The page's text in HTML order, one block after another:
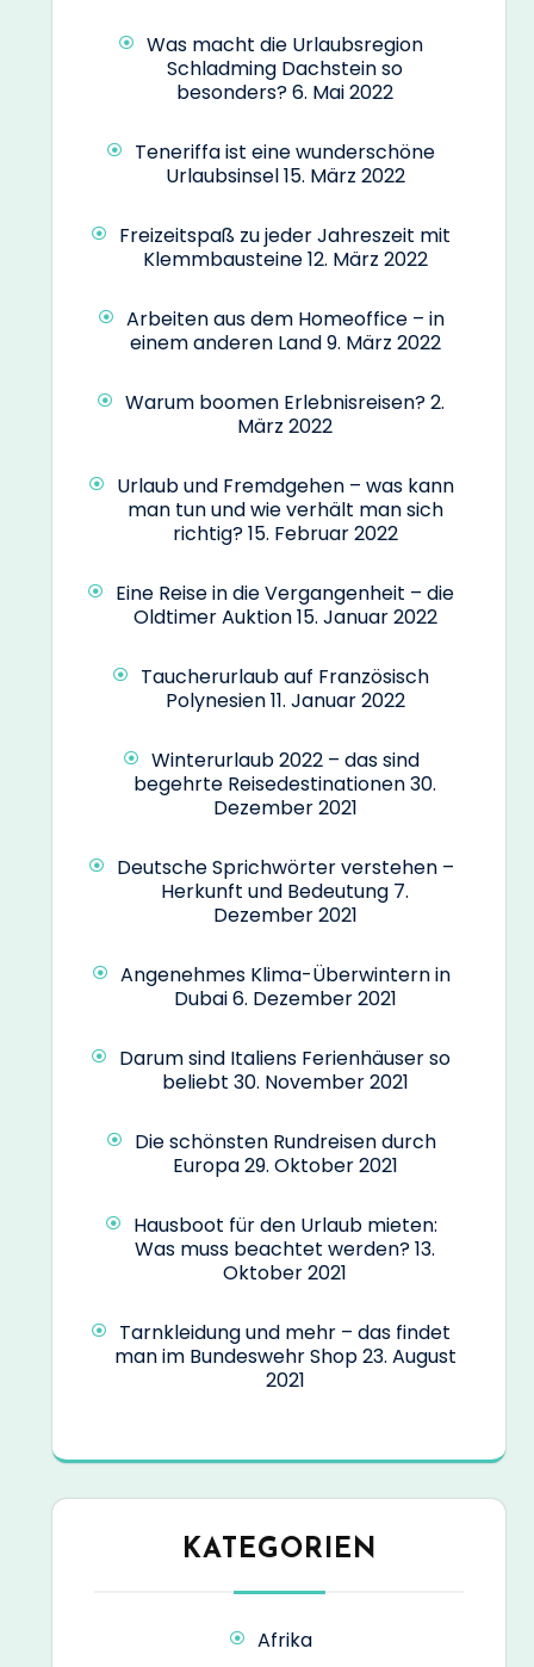
Was macht die Urlaubsregion
Schladming Dachstein so
besonders?6. Mai 2022
Teneriffa ist eine wunderschöne
Urlaubsinsel15. März 2022
Freizeitspaß zu jeder Jahreszeit mit
Klemmbausteine12. März 2022
Arbeiten aus dem Homeoffice – in
einem anderen Land9. März 2022
Warum boomen Erlebnisreisen?2.
März 2022
Urlaub und Fremdgehen – was kann
man tun und wie verhält man sich
richtig?15. Februar 2022
Eine Reise in die Vergangenheit – die
Oldtimer Auktion15. Januar 2022
Taucherurlaub auf Französisch
Polynesien11. Januar 2022
Winterurlaub 2022 – das sind
begehrte Reisedestinationen30.
Dezember 2021
Deutsche Sprichwörter verstehen –
Herkunft und Bedeutung 7.
Dezember 2021
Angenehmes Klima-Überwintern in
Dubai6. Dezember 2021
Darum sind Italiens Ferienhäuser so
beliebt 30. November 2021
Die schönsten Rundreisen durch
Europa29. Oktober 2021
Hausboot für den Urlaub mieten:
Was muss beachtet werden?13.
Oktober 2021
Tarnkleidung und mehr – das findet
man im Bundeswehr Shop23. August
2021
KATEGORIEN
Afrika